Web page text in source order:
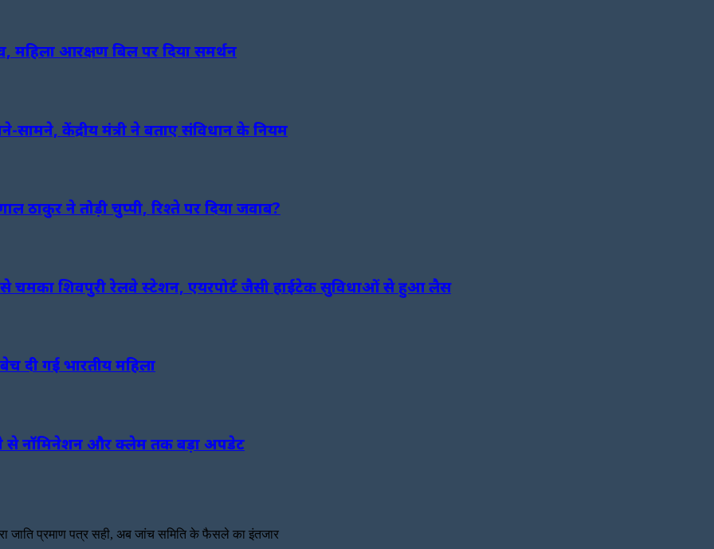
महिला आरक्षण बिल पर दिया समर्थन
केंद्रीय मंत्री ने बताए संविधान के नियम
ठाकुर ने तोड़ी चुप्पी, रिश्ते पर दिया जवाब?
शिवपुरी रेलवे स्टेशन, एयरपोर्ट जैसी हाईटेक सुविधाओं से हुआ लैस
दी गई भारतीय महिला
से नॉमिनेशन और क्लेम तक बड़ा अपडेट
जाति प्रमाण पत्र सही, अब जांच समिति के फैसले का इंतजार